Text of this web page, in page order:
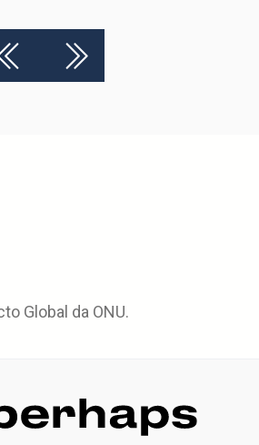
Global da ONU.